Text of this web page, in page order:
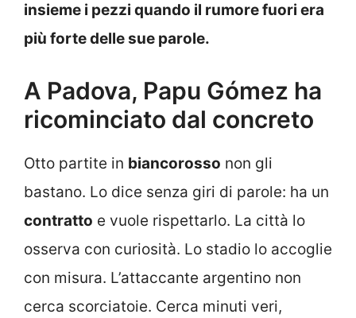
insieme i pezzi quando il rumore fuori era
più forte delle sue parole.
A Padova, Papu Gómez ha
ricominciato dal concreto
Otto partite in biancorosso non gli
bastano. Lo dice senza giri di parole: ha un
contratto e vuole rispettarlo. La città lo
osserva con curiosità. Lo stadio lo accoglie
con misura. L’attaccante argentino non
cerca scorciatoie. Cerca minuti veri,